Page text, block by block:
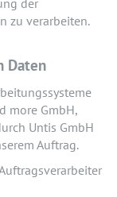
der
zu verarbeiten.
Daten
more GmbH,
Untis GmbH
Auftrag.